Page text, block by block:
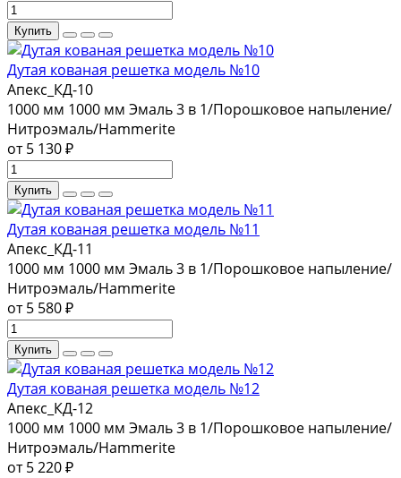
Купить
Дутая кованая решетка модель №10
Апекс_КД-10
1000 мм 1000 мм Эмаль 3 в 1/Порошковое напыление/
Нитроэмаль/Hammerite
от 5 130 ₽
Купить
Дутая кованая решетка модель №11
Апекс_КД-11
1000 мм 1000 мм Эмаль 3 в 1/Порошковое напыление/
Нитроэмаль/Hammerite
от 5 580 ₽
Купить
Дутая кованая решетка модель №12
Апекс_КД-12
1000 мм 1000 мм Эмаль 3 в 1/Порошковое напыление/
Нитроэмаль/Hammerite
от 5 220 ₽